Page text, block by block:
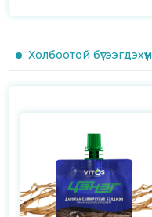
Холбоотой бүтээгдэхүүн